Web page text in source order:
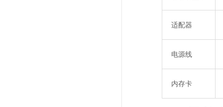
适配器
电源线
内存卡